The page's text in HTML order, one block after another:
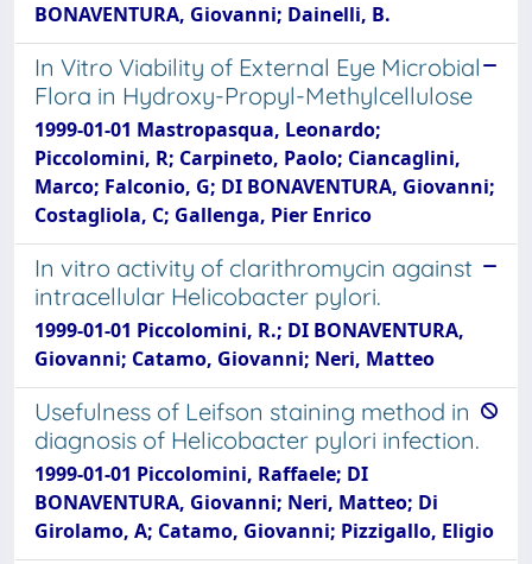
BONAVENTURA, Giovanni; Dainelli, B.
In Vitro Viability of External Eye Microbial
Flora in Hydroxy-Propyl-Methylcellulose
1999-01-01 Mastropasqua, Leonardo;
Piccolomini, R; Carpineto, Paolo; Ciancaglini,
Marco; Falconio, G; DI BONAVENTURA, Giovanni;
Costagliola, C; Gallenga, Pier Enrico
In vitro activity of clarithromycin against
intracellular Helicobacter pylori.
1999-01-01 Piccolomini, R.; DI BONAVENTURA,
Giovanni; Catamo, Giovanni; Neri, Matteo
Usefulness of Leifson staining method in
diagnosis of Helicobacter pylori infection.
1999-01-01 Piccolomini, Raffaele; DI
BONAVENTURA, Giovanni; Neri, Matteo; Di
Girolamo, A; Catamo, Giovanni; Pizzigallo, Eligio